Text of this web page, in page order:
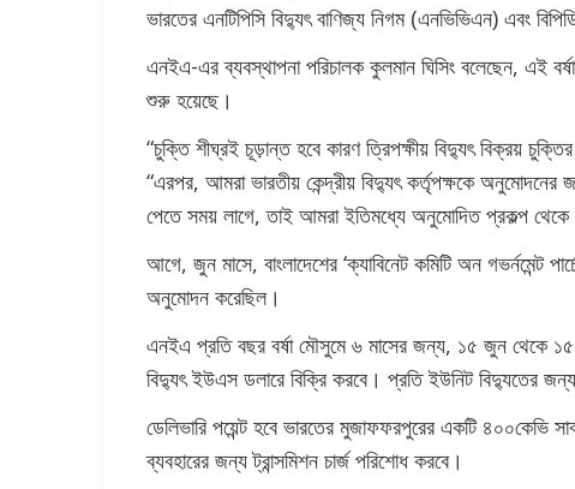
ভারতের এনটিপিসি বিদ্যুৎ বাণিজ্য নিগম (এনভিভিএন) এবং
এনইএ-এর ব্যবস্থাপনা পরিচালক কুলমান ঘিসিং বলেছেন, এই
শুরু হয়েছে।
“চুক্তি শীঘ্রই চূড়ান্ত হবে কারণ ত্রিপক্ষীয় বিদ্যুৎ বিক্রয়
“এরপর, আমরা ভারতীয় কেন্দ্রীয় বিদ্যুৎ কর্তৃপক্ষকে
পেতে সময় লাগে, তাই আমরা ইতিমধ্যে অনুমোদিত প্রকল্প থেকে
আগে, জুন মাসে, বাংলাদেশের ‘ক্যাবিনেট কমিটি অন গভর্নমেন্ট
অনুমোদন করেছিল।
এনইএ প্রতি বছর বর্ষা মৌসুমে ৬ মাসের জন্য, ১৫ জুন থেকে
বিদ্যুৎ ইউএস ডলারে বিক্রি করবে। প্রতি ইউনিট বিদ্যুতের
ডেলিভারি পয়েন্ট হবে ভারতের মুজাফফরপুরের একটি ৪০০কেভি
ব্যবহারের জন্য ট্রান্সমিশন চার্জ পরিশোধ করবে।